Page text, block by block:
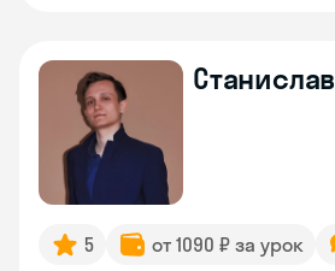
Станислав
5 от 1090 ₽ за урок